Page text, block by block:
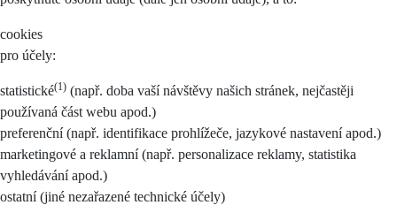
cookies
pro účely:
statistické(1) (např. doba vaší návštěvy našich stránek, nejčastěji
používaná část webu apod.)
preferenční (např. identifikace prohlížeče, jazykové nastavení apod.)
marketingové a reklamní (např. personalizace reklamy, statistika
vyhledávání apod.)
ostatní (jiné nezařazené technické účely)